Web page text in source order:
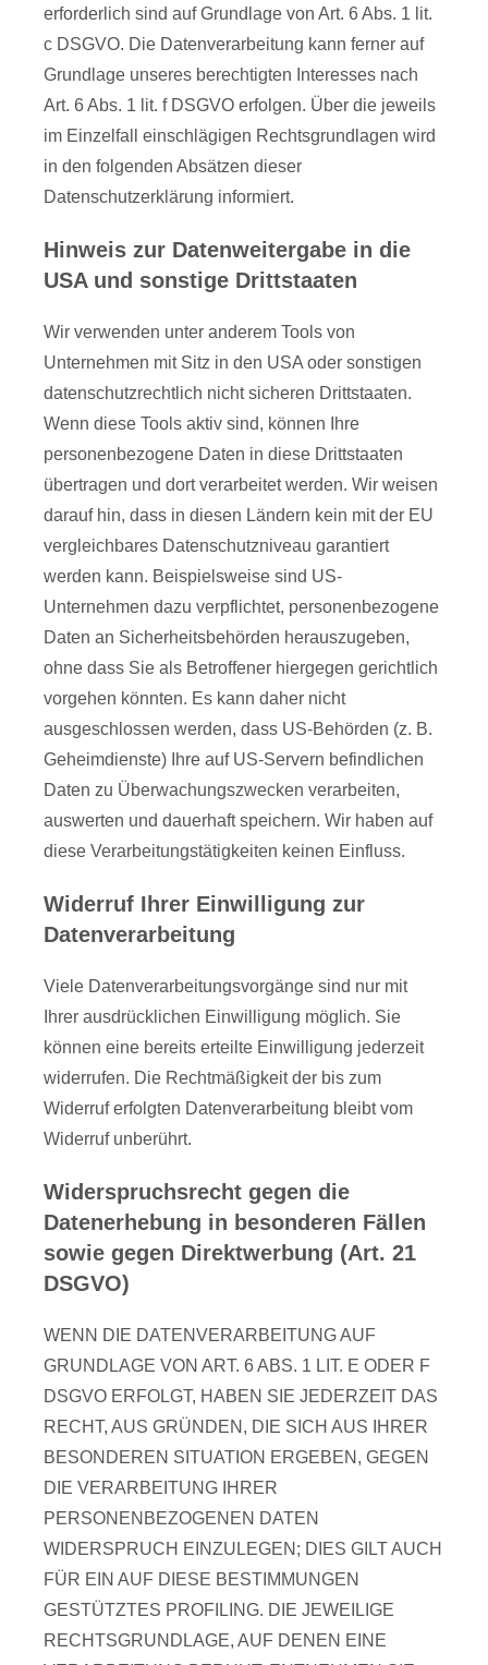
erforderlich sind auf Grundlage von Art. 6 Abs. 1 lit.
c DSGVO. Die Datenverarbeitung kann ferner auf
Grundlage unseres berechtigten Interesses nach
Art. 6 Abs. 1 lit. f DSGVO erfolgen. Über die jeweils
im Einzelfall einschlägigen Rechtsgrundlagen wird
in den folgenden Absätzen dieser
Datenschutzerklärung informiert.
Hinweis zur Datenweitergabe in die
USA und sonstige Drittstaaten
Wir verwenden unter anderem Tools von
Unternehmen mit Sitz in den USA oder sonstigen
datenschutzrechtlich nicht sicheren Drittstaaten.
Wenn diese Tools aktiv sind, können Ihre
personenbezogene Daten in diese Drittstaaten
übertragen und dort verarbeitet werden. Wir weisen
darauf hin, dass in diesen Ländern kein mit der EU
vergleichbares Datenschutzniveau garantiert
werden kann. Beispielsweise sind US-
Unternehmen dazu verpflichtet, personenbezogene
Daten an Sicherheitsbehörden herauszugeben,
ohne dass Sie als Betroffener hiergegen gerichtlich
vorgehen könnten. Es kann daher nicht
ausgeschlossen werden, dass US-Behörden (z. B.
Geheimdienste) Ihre auf US-Servern befindlichen
Daten zu Überwachungszwecken verarbeiten,
auswerten und dauerhaft speichern. Wir haben auf
diese Verarbeitungstätigkeiten keinen Einfluss.
Widerruf Ihrer Einwilligung zur
Datenverarbeitung
Viele Datenverarbeitungsvorgänge sind nur mit
Ihrer ausdrücklichen Einwilligung möglich. Sie
können eine bereits erteilte Einwilligung jederzeit
widerrufen. Die Rechtmäßigkeit der bis zum
Widerruf erfolgten Datenverarbeitung bleibt vom
Widerruf unberührt.
Widerspruchsrecht gegen die
Datenerhebung in besonderen Fällen
sowie gegen Direktwerbung (Art. 21
DSGVO)
WENN DIE DATENVERARBEITUNG AUF
GRUNDLAGE VON ART. 6 ABS. 1 LIT. E ODER F
DSGVO ERFOLGT, HABEN SIE JEDERZEIT DAS
RECHT, AUS GRÜNDEN, DIE SICH AUS IHRER
BESONDEREN SITUATION ERGEBEN, GEGEN
DIE VERARBEITUNG IHRER
PERSONENBEZOGENEN DATEN
WIDERSPRUCH EINZULEGEN; DIES GILT AUCH
FÜR EIN AUF DIESE BESTIMMUNGEN
GESTÜTZTES PROFILING. DIE JEWEILIGE
RECHTSGRUNDLAGE, AUF DENEN EINE